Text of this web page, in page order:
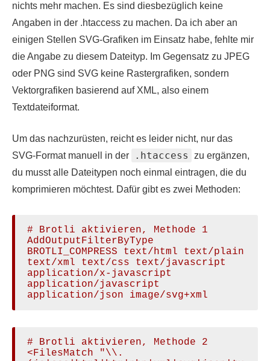
nichts mehr machen. Es sind diesbezüglich keine
Angaben in der .htaccess zu machen. Da ich aber an
einigen Stellen SVG-Grafiken im Einsatz habe, fehlte mir
die Angabe zu diesem Dateityp. Im Gegensatz zu JPEG
oder PNG sind SVG keine Rastergrafiken, sondern
Vektorgrafiken basierend auf XML, also einem
Textdateiformat.
Um das nachzurüsten, reicht es leider nicht, nur das
SVG-Format manuell in der
.htaccess
zu ergänzen,
du musst alle Dateitypen noch einmal eintragen, die du
komprimieren möchtest. Dafür gibt es zwei Methoden:
# Brotli aktivieren, Methode 1
AddOutputFilterByType
BROTLI_COMPRESS text/html text/plain
text/xml text/css text/javascript
application/x-javascript
application/javascript
application/json image/svg+xml
# Brotli aktivieren, Methode 2
<FilesMatch "\\.